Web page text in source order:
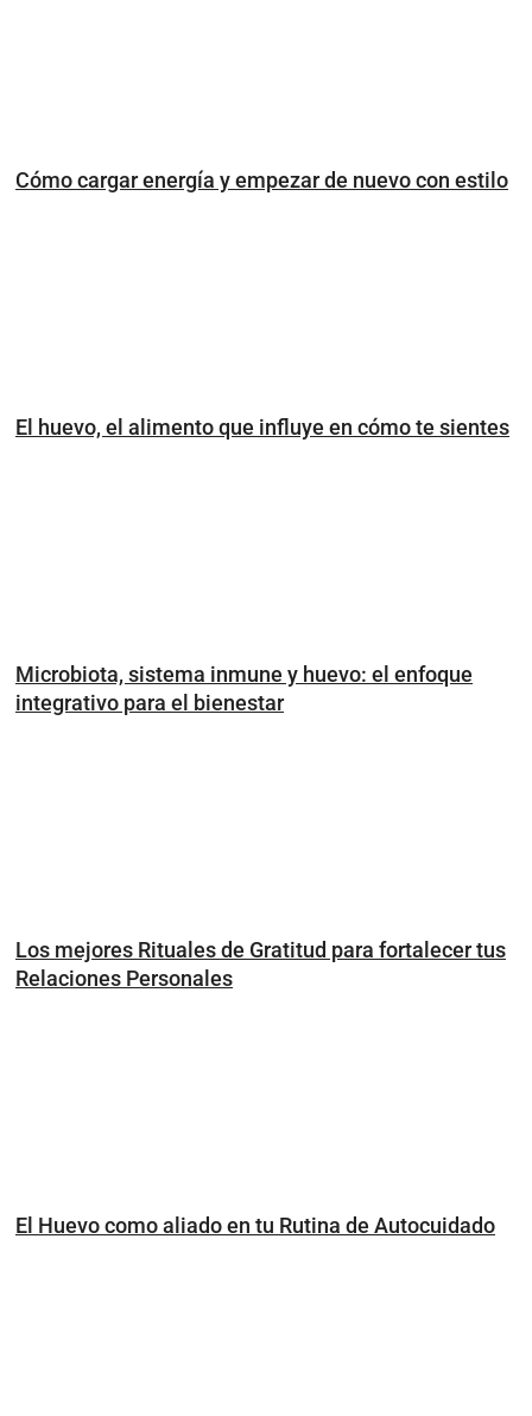
Cómo cargar energía y empezar de nuevo con estilo
El huevo, el alimento que influye en cómo te sientes
Microbiota, sistema inmune y huevo: el enfoque
integrativo para el bienestar
Los mejores Rituales de Gratitud para fortalecer tus
Relaciones Personales
El Huevo como aliado en tu Rutina de Autocuidado